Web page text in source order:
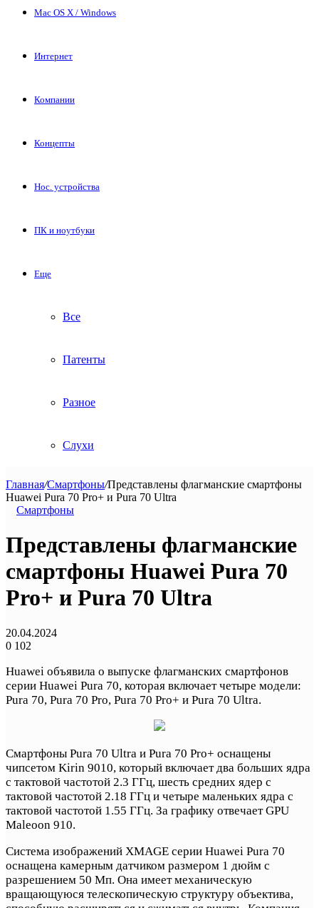
Mac OS X / Windows
Интернет
Компании
Концепты
Нос. устройства
ПК и ноутбуки
Еще
Все
Патенты
Разное
Слухи
Главная/Смартфоны/Представлены флагманские смартфоны
Huawei Pura 70 Pro+ и Pura 70 Ultra
Смартфоны
Представлены флагманские
смартфоны Huawei Pura 70
Pro+ и Pura 70 Ultra
20.04.2024
0 102
Huawei объявила о выпуске флагманских смартфонов
серии Huawei Pura 70, которая включает четыре модели:
Pura 70, Pura 70 Pro, Pura 70 Pro+ и Pura 70 Ultra.
Смартфоны Pura 70 Ultra и Pura 70 Pro+ оснащены
чипсетом Kirin 9010, который включает два больших ядра
с тактовой частотой 2.3 ГГц, шесть средних ядер с
тактовой частотой 2.18 ГГц и четыре маленьких ядра с
тактовой частотой 1.55 ГГц. За графику отвечает GPU
Maleoon 910.
Система изображений XMAGE серии Huawei Pura 70
оснащена камерным датчиком размером 1 дюйм с
разрешением 50 Мп. Она имеет механическую
вращающуюся телескопическую структуру объектива,